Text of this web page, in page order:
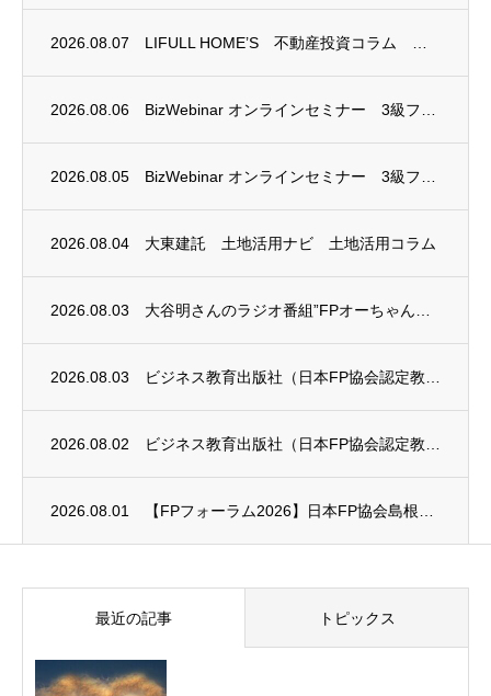
2026.08.07
2026.08.06
2026.08.05
2026.08.04 大東建託 土地活用ナビ 土地活用コラム
2026.08.03
2026.08.03
2026.08.02
2026.08.01
最近の記事 トピックス